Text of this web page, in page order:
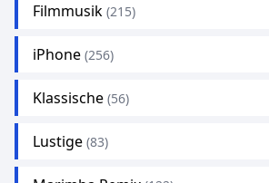
Filmmusik (215)
iPhone (256)
Klassische (56)
Lustige (83)